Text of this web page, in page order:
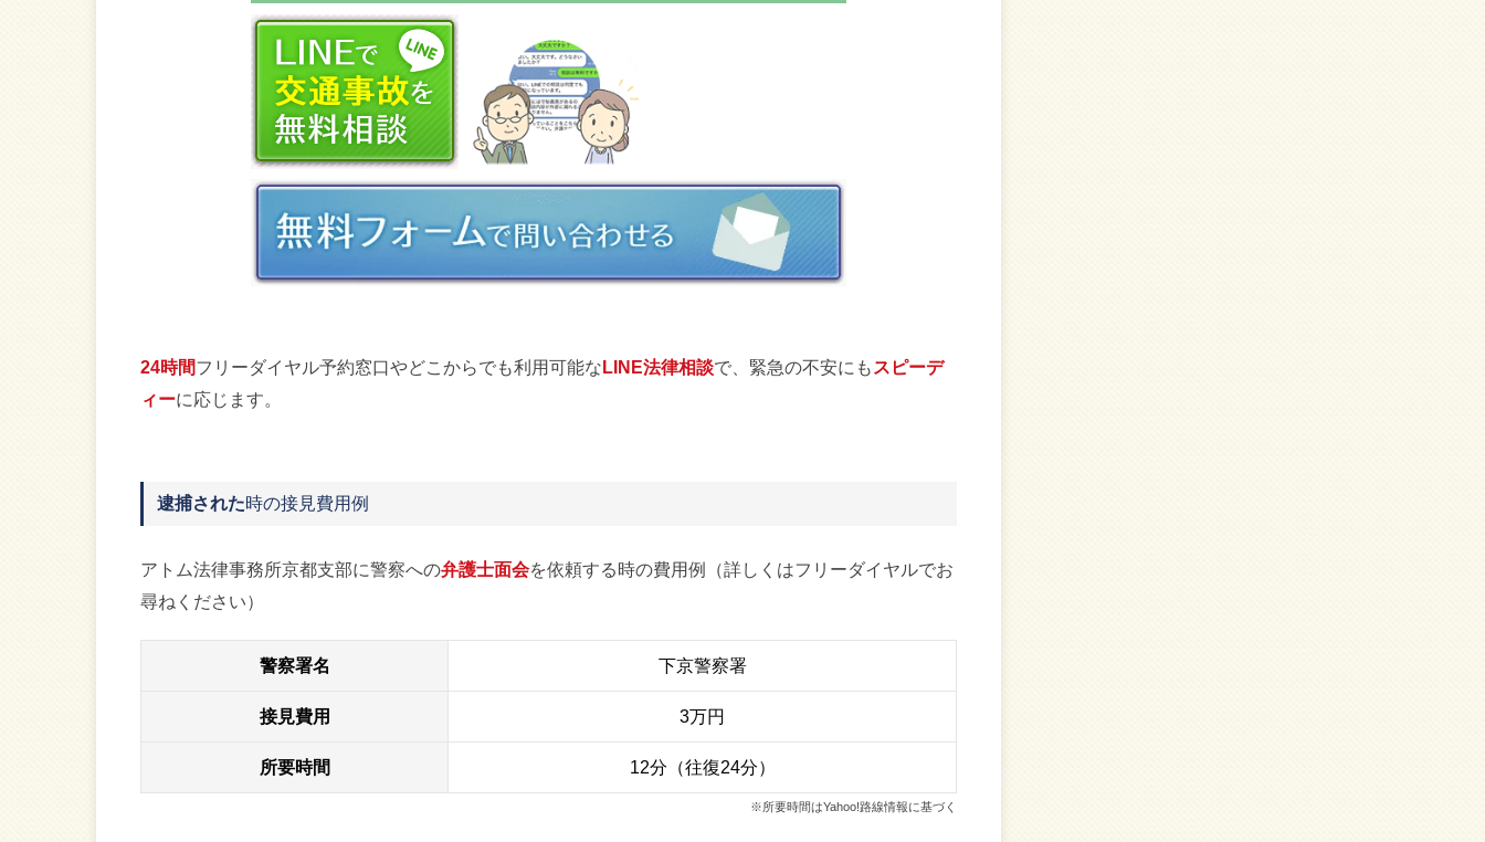
24時間フリーダイヤル予約窓口やどこからでも利用可能なLINE法律相談で、緊急の不安にも スピーデ
ィーに応じます。
逮捕された時の接見費用例
アトム法律事務所京都支部に警察への弁護士面会を依頼する時の費用例（詳しくはフリーダイヤルでお
尋ねください）
警察署名 下京警察署
接見費用 3万円
所要時間 12分（往復24分）
※所要時間はYahoo!路線情報に基づく